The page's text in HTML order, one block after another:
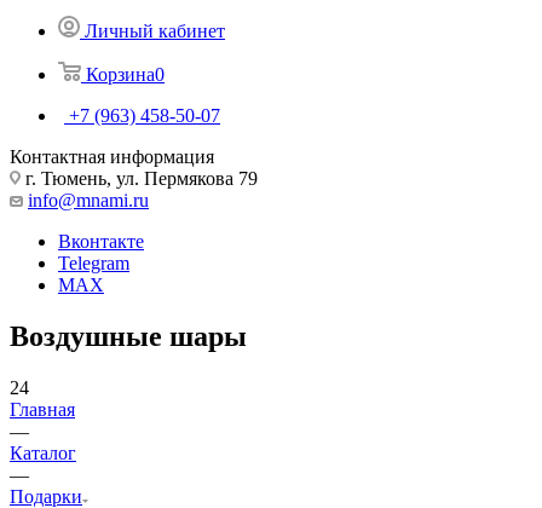
Личный кабинет
Корзина0
+7 (963) 458-50-07
Контактная информация
г. Тюмень, ул. Пермякова 79
info@mnami.ru
Вконтакте
Telegram
MAX
Воздушные шары
24
Главная
—
Каталог
—
Подарки